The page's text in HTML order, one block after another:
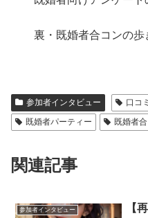
裏・既婚者合コンの歩
参加者インタビュー 口コミ
既婚者パーティー
既婚者
関連記事
参加者インタビュー
【